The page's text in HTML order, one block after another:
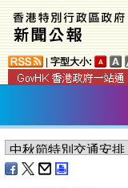
字型大小: